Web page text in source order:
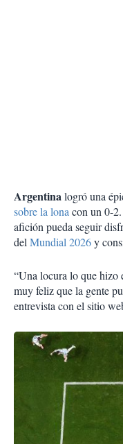
Argentinalogró una
sobre la lonacon un 0-
afición pueda seguir
delMundial 2026y
“Una locura lo que hizo
muy feliz que la gente
entrevista con el sitio